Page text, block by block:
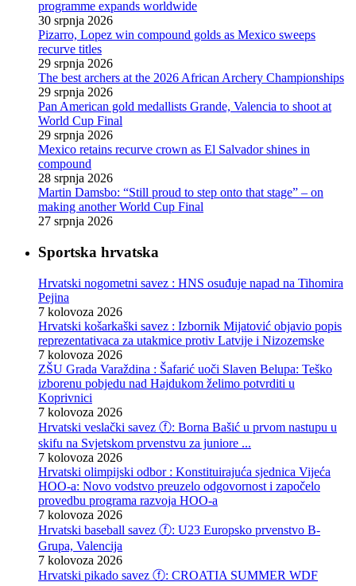
programme expands worldwide
30 srpnja 2026
Pizarro, Lopez win compound golds as Mexico sweeps
recurve titles
29 srpnja 2026
The best archers at the 2026 African Archery Championships
29 srpnja 2026
Pan American gold medallists Grande, Valencia to shoot at
World Cup Final
29 srpnja 2026
Mexico retains recurve crown as El Salvador shines in
compound
28 srpnja 2026
Martin Damsbo: “Still proud to step onto that stage” – on
making another World Cup Final
27 srpnja 2026
Sportska hrvatska
Hrvatski nogometni savez : HNS osuđuje napad na Tihomira
Pejina
7 kolovoza 2026
Hrvatski košarkaški savez : Izbornik Mijatović objavio popis
reprezentativaca za utakmice protiv Latvije i Nizozemske
7 kolovoza 2026
ZŠU Grada Varaždina : Šafarić uoči Slaven Belupa: Teško
izborenu pobjedu nad Hajdukom želimo potvrditi u
Koprivnici
7 kolovoza 2026
Hrvatski veslački savez ⓕ: Borna Bašić u prvom nastupu u
skifu na Svjetskom prvenstvu za juniore ...
7 kolovoza 2026
Hrvatski olimpijski odbor : Konstituirajuća sjednica Vijeća
HOO-a: Novo vodstvo preuzelo odgovornost i započelo
provedbu programa razvoja HOO-a
7 kolovoza 2026
Hrvatski baseball savez ⓕ: U23 Europsko prvenstvo B-
Grupa, Valencija
7 kolovoza 2026
Hrvatski pikado savez ⓕ: CROATIA SUMMER WDF